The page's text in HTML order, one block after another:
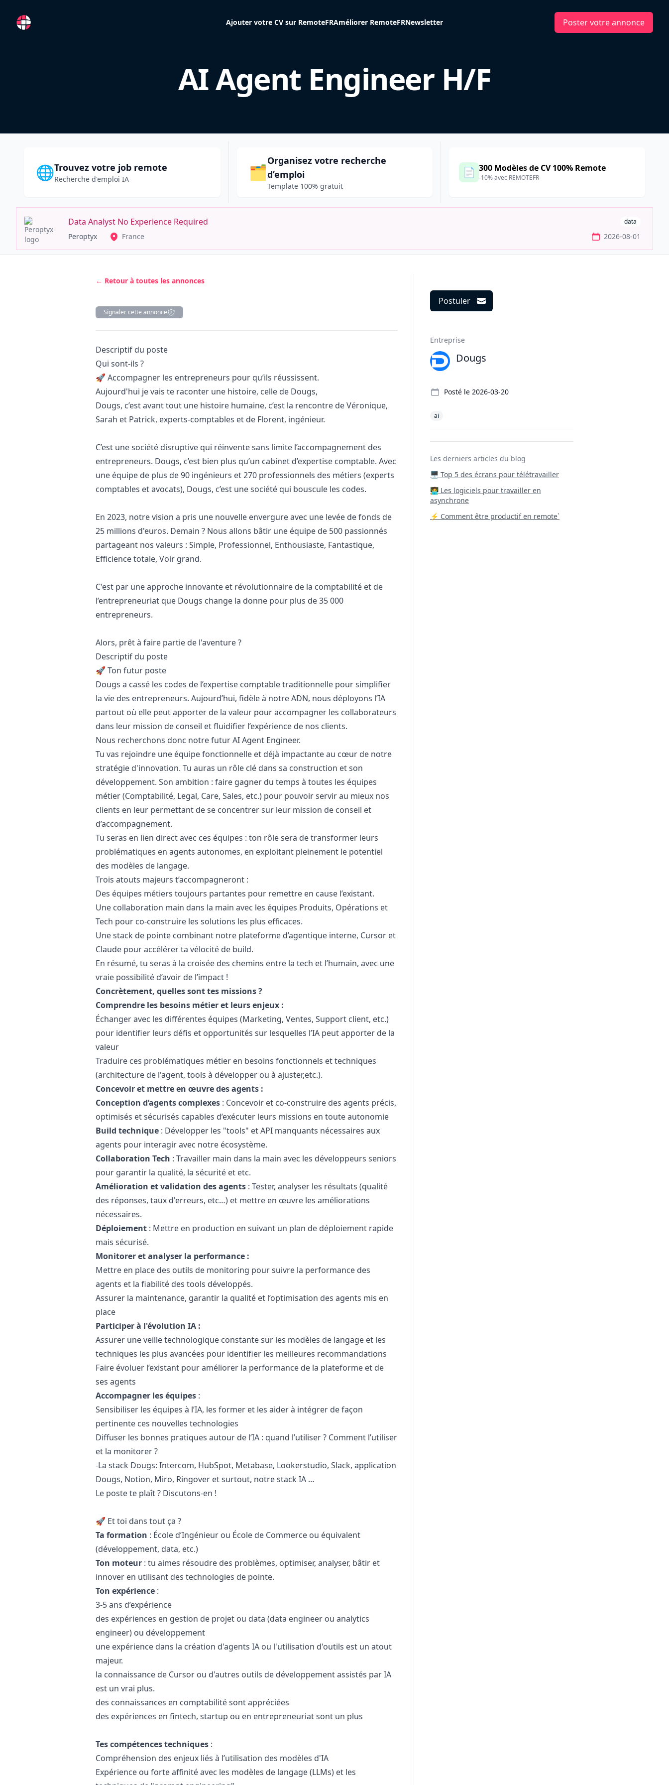
RemoteFR Ajouter votre CV sur RemoteFRAméliorer RemoteFRNewsletter Poster votre annonce
AI Agent Engineer H/F
🌐Trouvez votre job remote
Recherche d'emploi IA 🗂️
Organisez votre recherche
d’emploi
Template 100% gratuit
📄 300 Modèles de CV 100% Remote
-10% avec REMOTEFR
Data Analyst No Experience Required data
Peroptyx France 2026-08-01
← Retour à toutes les annonces
Signaler cette annonce
Description
Descriptif du poste
Qui sont-ils ?
🚀 Accompagner les entrepreneurs pour qu’ils réussissent.
Aujourd'hui je vais te raconter une histoire, celle de Dougs,
Dougs, c’est avant tout une histoire humaine, c’est la rencontre de Véronique,
Sarah et Patrick, experts-comptables et de Florent, ingénieur.
C’est une société disruptive qui réinvente sans limite l’accompagnement des
entrepreneurs. Dougs, c’est bien plus qu’un cabinet d’expertise comptable. Avec
une équipe de plus de 90 ingénieurs et 270 professionnels des métiers (experts
comptables et avocats), Dougs, c’est une société qui bouscule les codes.
En 2023, notre vision a pris une nouvelle envergure avec une levée de fonds de
25 millions d'euros. Demain ? Nous allons bâtir une équipe de 500 passionnés
partageant nos valeurs : Simple, Professionnel, Enthousiaste, Fantastique,
Efficience totale, Voir grand.
C'est par une approche innovante et révolutionnaire de la comptabilité et de
l’entrepreneuriat que Dougs change la donne pour plus de 35 000
entrepreneurs.
Alors, prêt à faire partie de l'aventure ?
Descriptif du poste
🚀 Ton futur poste
Dougs a cassé les codes de l’expertise comptable traditionnelle pour simplifier
la vie des entrepreneurs. Aujourd’hui, fidèle à notre ADN, nous déployons l’IA
partout où elle peut apporter de la valeur pour accompagner les collaborateurs
dans leur mission de conseil et fluidifier l’expérience de nos clients.
Nous recherchons donc notre futur AI Agent Engineer.
Tu vas rejoindre une équipe fonctionnelle et déjà impactante au cœur de notre
stratégie d'innovation. Tu auras un rôle clé dans sa construction et son
développement. Son ambition : faire gagner du temps à toutes les équipes
métier (Comptabilité, Legal, Care, Sales, etc.) pour pouvoir servir au mieux nos
clients en leur permettant de se concentrer sur leur mission de conseil et
d’accompagnement.
Tu seras en lien direct avec ces équipes : ton rôle sera de transformer leurs
problématiques en agents autonomes, en exploitant pleinement le potentiel
des modèles de langage.
Trois atouts majeurs t’accompagneront :
Des équipes métiers toujours partantes pour remettre en cause l’existant.
Une collaboration main dans la main avec les équipes Produits, Opérations et
Tech pour co-construire les solutions les plus efficaces.
Une stack de pointe combinant notre plateforme d’agentique interne, Cursor et
Claude pour accélérer ta vélocité de build.
En résumé, tu seras à la croisée des chemins entre la tech et l’humain, avec une
vraie possibilité d’avoir de l’impact !
Concrètement, quelles sont tes missions ?
Comprendre les besoins métier et leurs enjeux :
Échanger avec les différentes équipes (Marketing, Ventes, Support client, etc.)
pour identifier leurs défis et opportunités sur lesquelles l’IA peut apporter de la
valeur
Traduire ces problématiques métier en besoins fonctionnels et techniques
(architecture de l'agent, tools à développer ou à ajuster,etc.).
Concevoir et mettre en œuvre des agents :
Conception d’agents complexes : Concevoir et co-construire des agents précis,
optimisés et sécurisés capables d’exécuter leurs missions en toute autonomie
Build technique : Développer les "tools" et API manquants nécessaires aux
agents pour interagir avec notre écosystème.
Collaboration Tech : Travailler main dans la main avec les développeurs seniors
pour garantir la qualité, la sécurité et etc.
Amélioration et validation des agents : Tester, analyser les résultats (qualité
des réponses, taux d'erreurs, etc…) et mettre en œuvre les améliorations
nécessaires.
Déploiement : Mettre en production en suivant un plan de déploiement rapide
mais sécurisé.
Monitorer et analyser la performance :
Mettre en place des outils de monitoring pour suivre la performance des
agents et la fiabilité des tools développés.
Assurer la maintenance, garantir la qualité et l’optimisation des agents mis en
place
Participer à l'évolution IA :
Assurer une veille technologique constante sur les modèles de langage et les
techniques les plus avancées pour identifier les meilleures recommandations
Faire évoluer l’existant pour améliorer la performance de la plateforme et de
ses agents
Accompagner les équipes :
Sensibiliser les équipes à l’IA, les former et les aider à intégrer de façon
pertinente ces nouvelles technologies
Diffuser les bonnes pratiques autour de l’IA : quand l’utiliser ? Comment l’utiliser
et la monitorer ?
-La stack Dougs: Intercom, HubSpot, Metabase, Lookerstudio, Slack, application
Dougs, Notion, Miro, Ringover et surtout, notre stack IA …
Le poste te plaît ? Discutons-en !
🚀 Et toi dans tout ça ?
Ta formation : École d’Ingénieur ou École de Commerce ou équivalent
(développement, data, etc.)
Ton moteur : tu aimes résoudre des problèmes, optimiser, analyser, bâtir et
innover en utilisant des technologies de pointe.
Ton expérience :
3-5 ans d’expérience
des expériences en gestion de projet ou data (data engineer ou analytics
engineer) ou développement
une expérience dans la création d'agents IA ou l'utilisation d'outils est un atout
majeur.
la connaissance de Cursor ou d'autres outils de développement assistés par IA
est un vrai plus.
des connaissances en comptabilité sont appréciées
des expériences en fintech, startup ou en entrepreneuriat sont un plus
Tes compétencestechniques :
Compréhension des enjeux liés à l’utilisation des modèles d'IA
Expérience ou forte affinité avec les modèles de langage (LLMs) et les
Postuler
Entreprise
Dougs
Posté le 2026-03-20
ai
Les derniers articles du blog
🖥️ Top 5 des écrans pour télétravailler
‍🧑‍💻 Les logiciels pour travailler en
asynchrone
⚡ Comment être productif en remote`